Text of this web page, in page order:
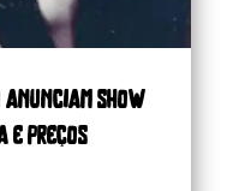
show
e preços